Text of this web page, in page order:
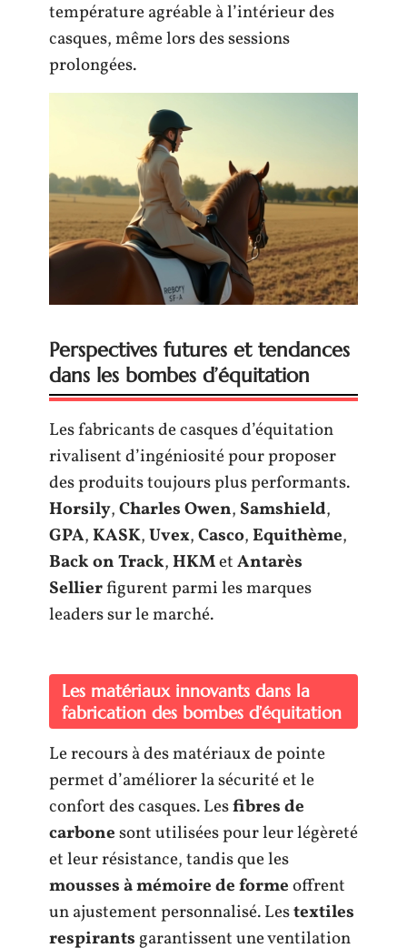
température agréable à l’intérieur des
casques, même lors des sessions
prolongées.
Perspectives futures et tendances
dans les bombes d’équitation
Les fabricants de casques d’équitation
rivalisent d’ingéniosité pour proposer
des produits toujours plus performants.
Horsily,Charles Owen, Samshield,
GPA,KASK,Uvex,Casco,Equithème,
Back on Track,HKMetAntarès
Sellierfigurent parmi les marques
leaders sur le marché.
Les matériaux innovants dans la
fabrication des bombes d’équitation
Le recours à des matériaux de pointe
permet d’améliorer la sécurité et le
confort des casques. Lesfibres de
carbonesont utilisées pour leur légèreté
et leur résistance, tandis que les
mousses à mémoire de formeoffrent
un ajustement personnalisé. Lestextiles
respirants garantissent une ventilation